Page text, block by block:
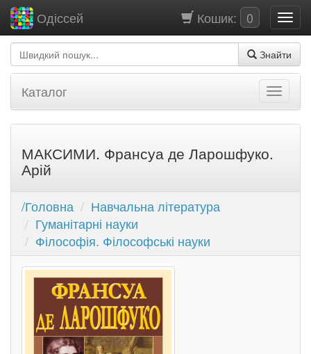
Кошик: 0
Одіссей
Знайти
Каталог
МАКСИМИ. Франсуа де Ларошфуко.
Арій
/Головна
Навчальна література
Гуманітарні науки
Філософія. Філософські науки